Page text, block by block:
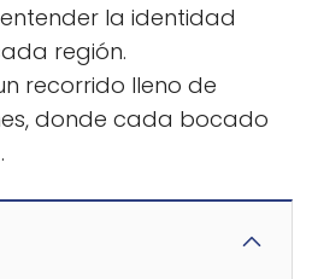
la identidad
región.
recorrido lleno de
donde cada bocado